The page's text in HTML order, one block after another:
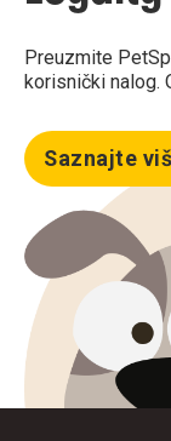
Preuzmite
korisnički nalog.
Saznajte